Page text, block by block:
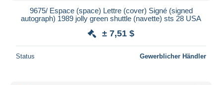
9675/ Espace (space) Lettre (cover) Signé (signed
autograph) 1989 jolly green shuttle (navette) sts 28 USA
± 7,51 $
Status Gewerblicher Händler